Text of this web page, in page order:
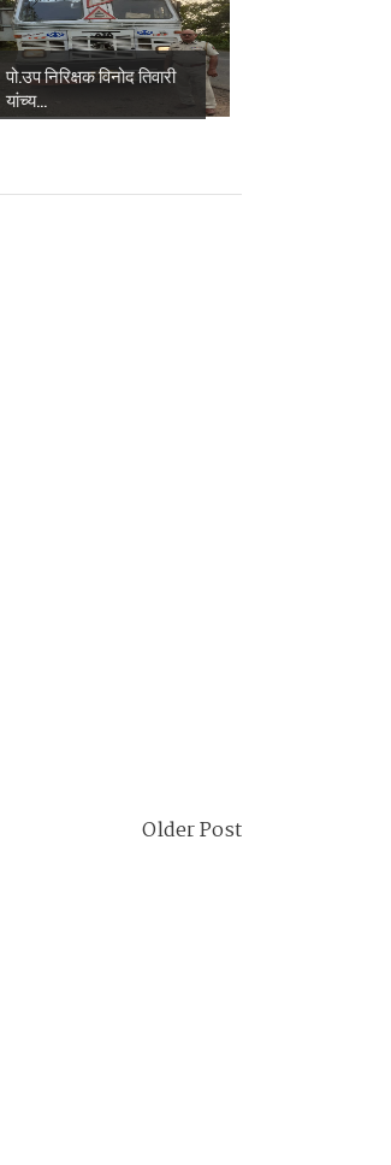
पो.उप निरिक्षक विनोद तिवारी
यांच्य...
Older Post